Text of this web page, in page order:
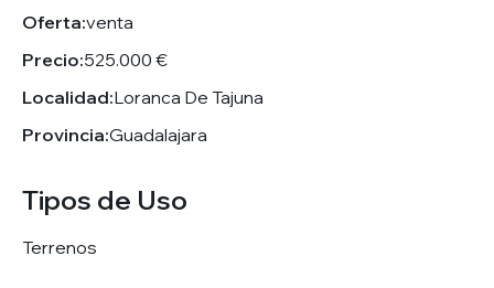
Oferta:venta
Precio:525.000 €
Localidad:Loranca De Tajuna
Provincia:Guadalajara
Tipos de Uso
Terrenos